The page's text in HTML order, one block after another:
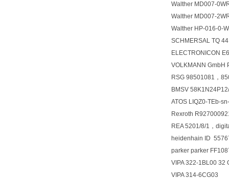
Walther MD007-
Walther MD007-
Walther HP-016-0-
SCHMERSAL TQ
ELECTRONICON
VOLKMANN GmbH
RSG 98501081，
BMSV
ATOS LIQZ0-TEb-
Rexroth
REA 5201/8/1，
heidenhain ID
parker parker
VIPA 322-1BL00 32
VIPA 314-6CG03